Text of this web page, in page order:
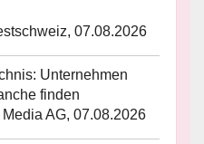
07.08.2026
Unternehmen
finden
AG, 07.08.2026